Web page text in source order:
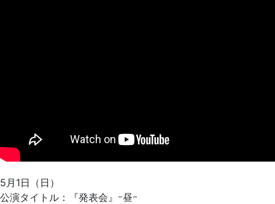
5月1日（日）
公演タイトル：『発表会』ｰ昼ｰ